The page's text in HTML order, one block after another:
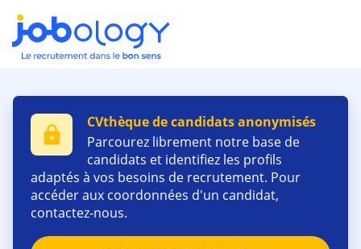
lock
CVthèque de candidats anonymisés
Parcourez librement notre base de
candidats et identifiez les profils
adaptés à vos besoins de recrutement. Pour
accéder aux coordonnées d'un candidat,
contactez-nous.